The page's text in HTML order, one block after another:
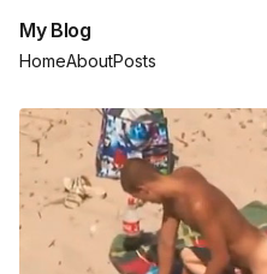
My Blog
HomeAboutPosts